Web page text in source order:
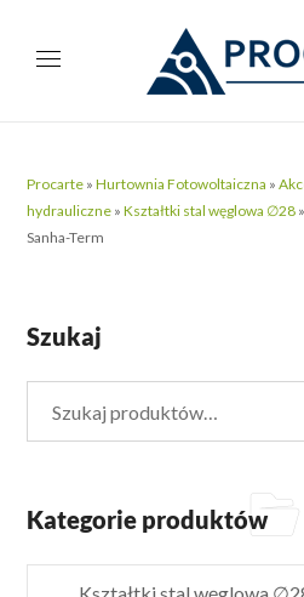
Procarte »Hurtownia Fotowoltaiczna »
hydrauliczne »Kształtki stal węglowa ∅28
Sanha-Term
Szukaj
Kategorie produktów